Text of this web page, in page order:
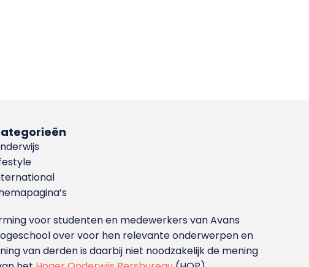
voor studenten en medewerkers van Avans
over voor hen relevante onderwerpen en
van derden is daarbij niet noodzakelijk de mening